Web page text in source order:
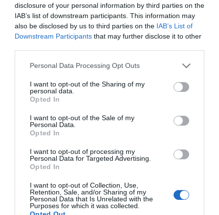
disclosure of your personal information by third parties on the
IAB’s list of downstream participants. This information may
also be disclosed by us to third parties on the IAB’s List of
Downstream Participants that may further disclose it to other
Personal Data Processing Opt Outs
I want to opt-out of the Sharing of my
personal data.
Opted In
I want to opt-out of the Sale of my
Personal Data.
Opted In
I want to opt-out of processing my
Personal Data for Targeted Advertising.
Opted In
I want to opt-out of Collection, Use,
Retention, Sale, and/or Sharing of my
Personal Data that Is Unrelated with the
Purposes for which it was collected.
Położone przy tętniącej życiem ulicy Tkalčićeva,
Otto & Frank to jedno z najpopularniejszych miejsc
brunchowych w mieście. Ich menu oferuje klasyki,
„Zagreb Breakfast”. Przyjemny taras pozwala
obserwować życie miasta, delektując się pysznym
jedzeniem i doskonałą kawą.
Jak sama nazwa wskazuje, Eggspress to raj dla
miłośników dań jajecznych. W menu znajdziemy
jajka w każdej możliwej postaci: omlety, jajecznice,
szakszukę i wiele innych. To miejsce udowadnia, że
śniadanie oparte na jajkach nigdy nie musi być
nudne, a kreatywne dodatki i świeże składniki
tworzą idealną kompozycję na dobry początek